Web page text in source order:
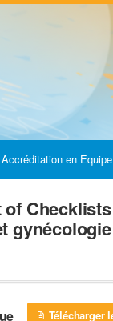
Accréditation en Equipe
gynécologie
Télécharger